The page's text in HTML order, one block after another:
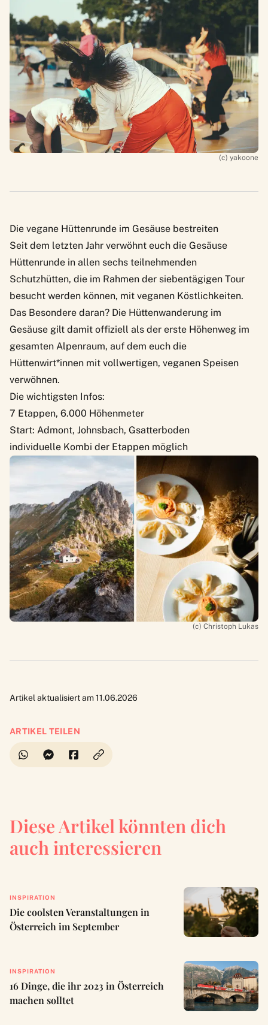
(c) yakoone
Die vegane Hüttenrunde im Gesäuse bestreiten
Seit dem letzten Jahr verwöhnt euch die Gesäuse
Hüttenrunde in allen sechs teilnehmenden
Schutzhütten, die im Rahmen der siebentägigen Tour
besucht werden können, mit veganen Köstlichkeiten.
Das Besondere daran? Die Hüttenwanderung im
Gesäuse gilt damit offiziell als der erste Höhenweg im
gesamten Alpenraum, auf dem euch die
Hüttenwirt*innen mit vollwertigen, veganen Speisen
verwöhnen.
Die wichtigsten Infos:
7 Etappen, 6.000 Höhenmeter
Start: Admont, Johnsbach, Gsatterboden
individuelle Kombi der Etappen möglich
(c) Christoph Lukas
Artikel aktualisiert am 11.06.2026
ARTIKEL TEILEN
Diese Artikel könnten dich
auch interessieren
INSPIRATION
Die coolsten Veranstaltungen in
Österreich im September
INSPIRATION
16 Dinge, die ihr 2023 in Österreich
machen solltet